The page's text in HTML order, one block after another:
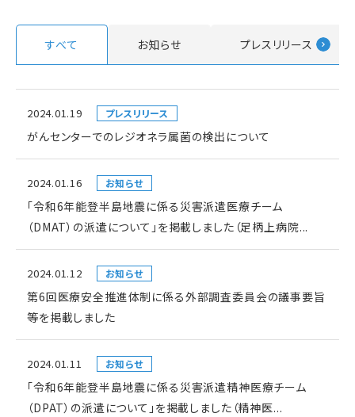
すべて お知らせ プレスリリース
2024.01.19 プレスリリース
がんセンターでのレジオネラ属菌の検出について
2024.01.16 お知らせ
「令和6年能登半島地震に係る災害派遣医療チーム
（DMAT）の派遣について」を掲載しました（足柄上病院...
2024.01.12 お知らせ
第6回医療安全推進体制に係る外部調査委員会の議事要旨
等を掲載しました
2024.01.11 お知らせ
「令和6年能登半島地震に係る災害派遣精神医療チーム
（DPAT）の派遣について」を掲載しました（精神医...